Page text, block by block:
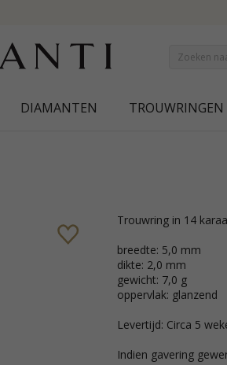
DIAMANTEN TROUWRINGEN
trouwring in 14
breedte: 5,0 mm
dikte: 2,0 mm
gewicht: 7,0 g
oppervlak: glanzend
Levertijd: Circa 5
Indien gavering